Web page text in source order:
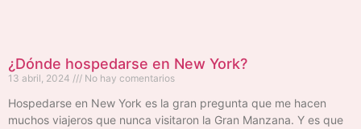
¿Dónde hospedarse en New York?
13 abril, 2024 No hay comentarios
Hospedarse en New York es la gran pregunta que me hacen
muchos viajeros que nunca visitaron la Gran Manzana. Y es que